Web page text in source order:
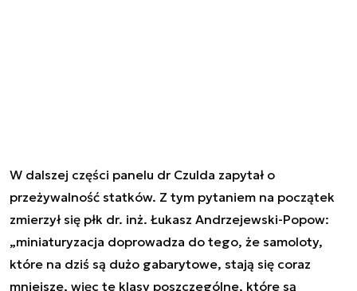
W dalszej części panelu dr Czulda zapytał o
przeżywalność statków. Z tym pytaniem na początek
zmierzył się płk dr. inż. Łukasz Andrzejewski-Popow:
„miniaturyzacja doprowadza do tego, że samoloty,
które na dziś są dużo gabarytowe, stają się coraz
mniejsze, więc te klasy poszczególne, które są